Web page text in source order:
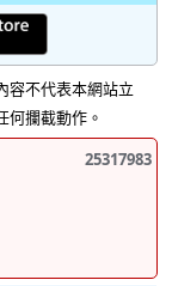
容不代表本網站立
何攔截動作。
25317983